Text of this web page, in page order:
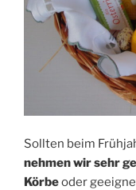
Sollten beim
nehmen wir sehr
Körbeoder